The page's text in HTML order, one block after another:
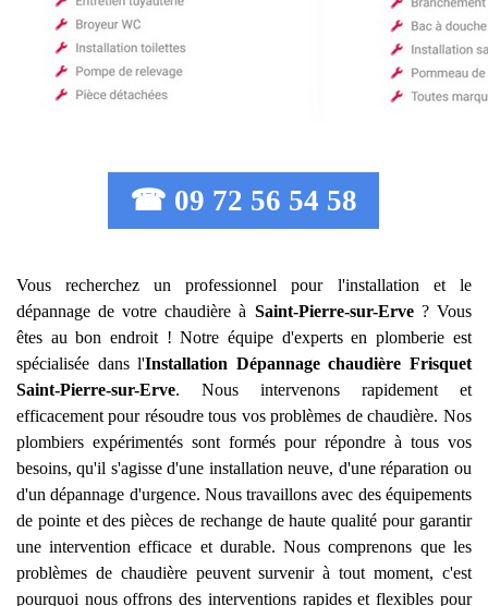
☎ 09 72 56 54 58
Vous recherchez un professionnel pour l'installation et le
dépannage de votre chaudière à Saint-Pierre-sur-Erve? Vous
êtes au bon endroit ! Notre équipe d'experts en plomberie est
spécialisée dans l'Installation Dépannage chaudière Frisquet
Saint-Pierre-sur-Erve. Nous intervenons rapidement et
efficacement pour résoudre tous vos problèmes de chaudière. Nos
plombiers expérimentés sont formés pour répondre à tous vos
besoins, qu'il s'agisse d'une installation neuve, d'une réparation ou
d'un dépannage d'urgence. Nous travaillons avec des équipements
de pointe et des pièces de rechange de haute qualité pour garantir
une intervention efficace et durable. Nous comprenons que les
problèmes de chaudière peuvent survenir à tout moment, c'est
pourquoi nous offrons des interventions rapides et flexibles pour